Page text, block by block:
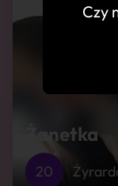
Żanetka
20
Czy